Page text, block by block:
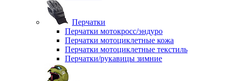
Перчатки
Перчатки мотокросс/эндуро
Перчатки мотоциклетные кожа
Перчатки мотоциклетные текстиль
Перчатки/рукавицы зимние